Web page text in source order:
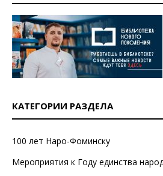
КАТЕГОРИИ РАЗДЕЛА
100 лет Наро-Фоминску
Мероприятия к Году единства